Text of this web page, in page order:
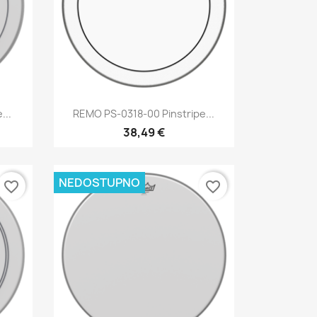
 Brzi pregled
REMO PS-0318-00 Pinstripe...
38,49 €
favorite_border NEDOSTUPNO favorite_border